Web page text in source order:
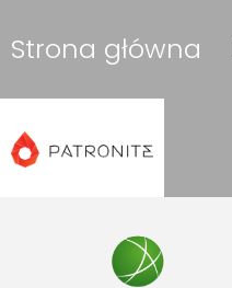
Strona główna